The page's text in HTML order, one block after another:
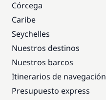
Córcega
Caribe
Seychelles
Nuestros destinos
Nuestros barcos
Itinerarios de navegación
Presupuesto express